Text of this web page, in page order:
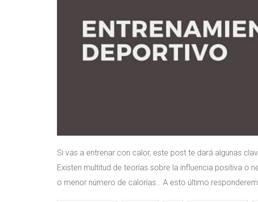
Si vas a entrenar con calor, este post te dará algunas
Existen multitud de teorías sobre la influencia positiva o
o menor número de calorías… A esto último